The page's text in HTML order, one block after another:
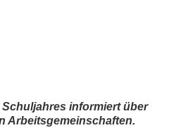
informiert über
Arbeitsgemeinschaften.